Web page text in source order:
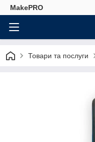
MakePRO
Товари та послуги